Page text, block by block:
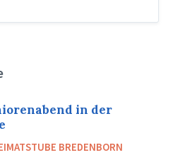
in der
BREDENBORN